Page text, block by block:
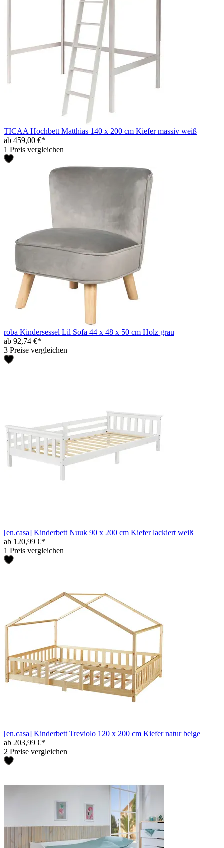
TICAA Hochbett Matthias 140 x 200 cm Kiefer massiv weiß
ab 459,00 €*
1 Preis vergleichen
roba Kindersessel Lil Sofa 44 x 48 x 50 cm Holz grau
ab 92,74 €*
3 Preise vergleichen
[en.casa] Kinderbett Nuuk 90 x 200 cm Kiefer lackiert weiß
ab 120,99 €*
1 Preis vergleichen
[en.casa] Kinderbett Treviolo 120 x 200 cm Kiefer natur beige
ab 203,99 €*
2 Preise vergleichen